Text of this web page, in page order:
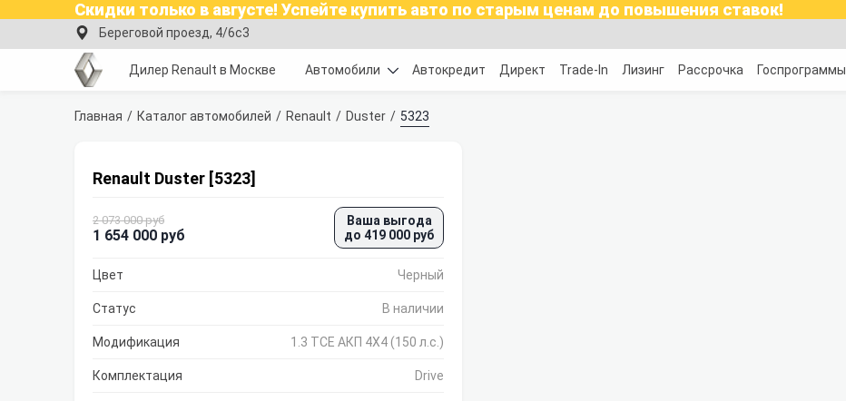
Скидки только в августе! Успейте купить авто по старым ценам до повышения ставок!
Береговой проезд, 4/6с3
Дилер Renault в Москве Автомобили Автокредит Директ Trade-In Лизинг Рассрочка Госпрограммы
Главная Каталог автомобилей Renault Duster 5323
Renault Duster [5323]
2 073 000 руб
1 654 000 руб
Ваша выгода
до 419 000 руб
Цвет Черный
Статус В наличии
Модификация 1.3 TCE АКП 4Х4 (150 л.с.)
Комплектация Drive